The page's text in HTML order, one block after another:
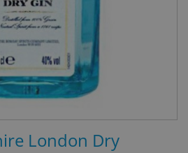
London Dry